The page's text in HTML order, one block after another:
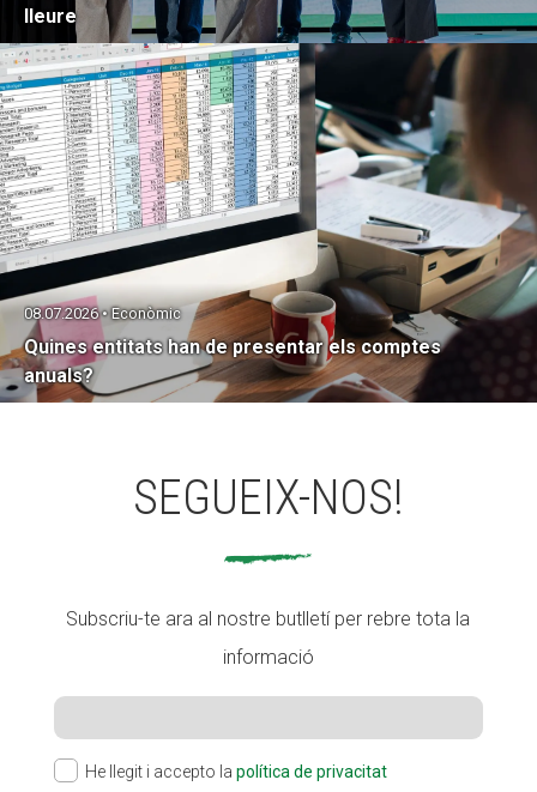
lleure
Quines entitats han de presentar els comptes
anuals?
08.07.2026 • Econòmic
SEGUEIX-NOS!
Subscriu-te ara al nostre butlletí per rebre tota la
informació
He llegit i accepto la política de privacitat